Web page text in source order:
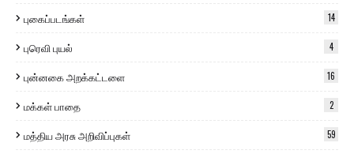
புகைப்படங்கள் 14
புரெவி புயல் 4
புன்னகை அறக்கட்டளை 16
மக்கள் பாதை 2
மத்திய அரசு அறிவிப்புகள் 59